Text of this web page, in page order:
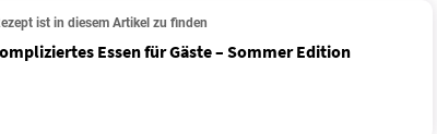
ist in diesem Artikel zu finden
Essen für Gäste – Sommer Edition